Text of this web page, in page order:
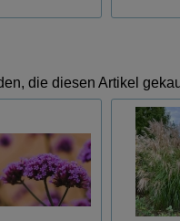
die diesen Artikel